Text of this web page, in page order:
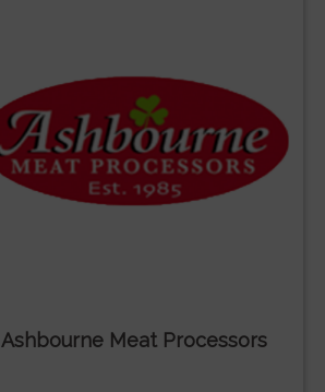
Ashbourne Meat Processors